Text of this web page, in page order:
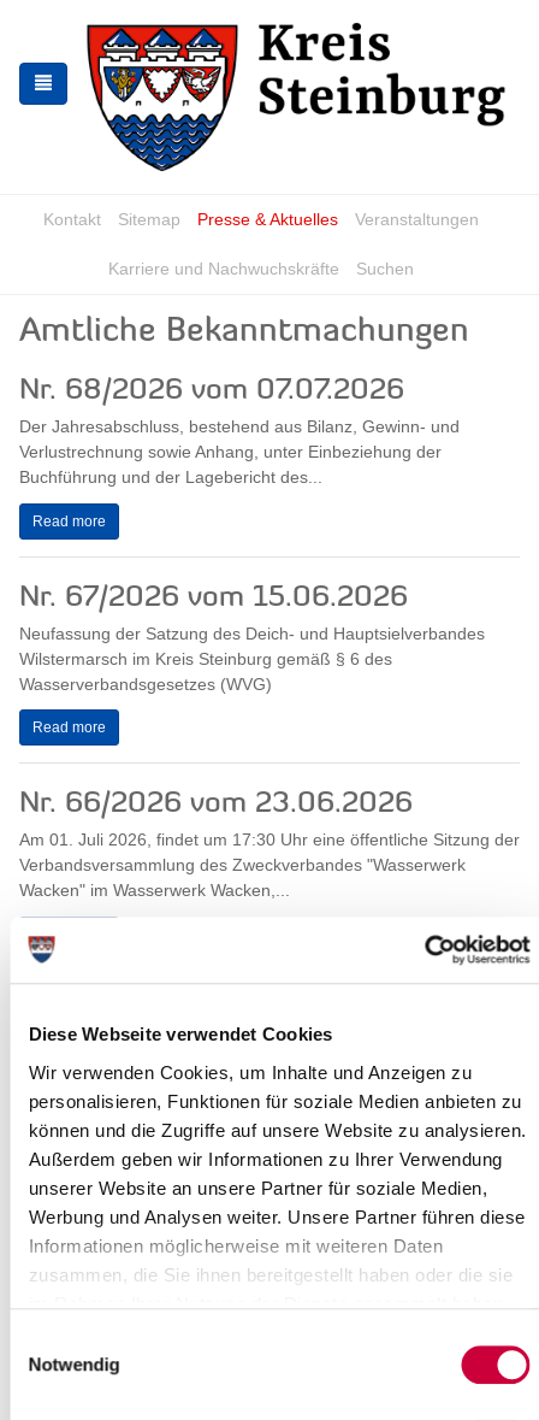
Diese Webseite verwendet Cookies
Wir verwenden Cookies, um Inhalte und Anzeigen zu
personalisieren, Funktionen für soziale Medien anbieten zu
können und die Zugriffe auf unsere Website zu analysieren.
Außerdem geben wir Informationen zu Ihrer Verwendung
unserer Website an unsere Partner für soziale Medien,
Werbung und Analysen weiter. Unsere Partner führen diese
Informationen möglicherweise mit weiteren Daten
zusammen, die Sie ihnen bereitgestellt haben oder die sie
Notwendig
springen
springen
Kontakt Sitemap Presse & Aktuelles Veranstaltungen
Karriere und Nachwuchskräfte Suchen
Amtliche Bekanntmachungen
Nr. 68/2026 vom 07.07.2026
Der Jahresabschluss, bestehend aus Bilanz, Gewinn- und
Verlustrechnung sowie Anhang, unter Einbeziehung der
Buchführung und der Lagebericht des...
Read more
Nr. 67/2026 vom 15.06.2026
Neufassung der Satzung des Deich- und Hauptsielverbandes
Wilstermarsch im Kreis Steinburg gemäß § 6 des
Wasserverbandsgesetzes (WVG)
Read more
Nr. 66/2026 vom 23.06.2026
Am 01. Juli 2026, findet um 17:30 Uhr eine öffentliche Sitzung der
Verbandsversammlung des Zweckverbandes "Wasserwerk
Wacken" im Wasserwerk Wacken,...
Read more
Am 01. Juli 2026, findet um 17:00 Uhr eine öffentliche Sitzung
des Allgemeinen Ausschuss des Zweckverbandes "Wasserwerk
Wacken" im Wasserwerk Wacken,...
Read more
Nr. 64/2026 vom 17.06.2026
Sitzung des Kuratoriums der Förderstiftung des Kreises Steinburg
am Donnerstag den 25.06.2026 um 16:30 Uhr
Read more